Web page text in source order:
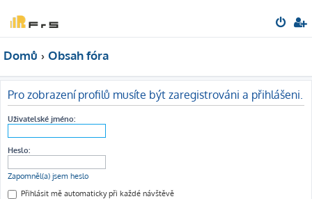
Domů Obsah fóra
Pro zobrazení profilů musíte být zaregistrováni a přihlášeni.
Uživatelské jméno:
Heslo:
Zapomněl(a) jsem heslo
Přihlásit mě automaticky při každé návštěvě